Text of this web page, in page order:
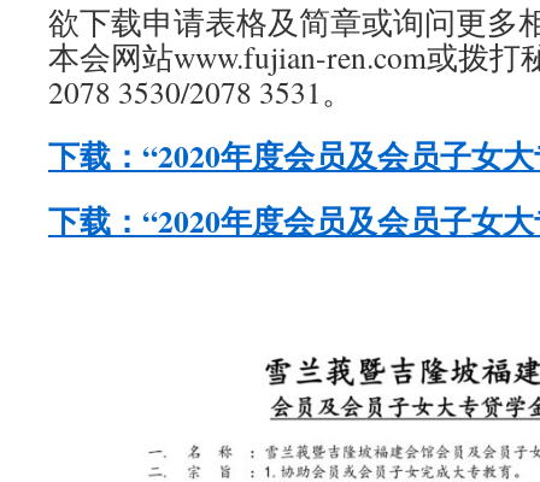
欲下载申请表格及简章或询问更多
本会网站www.fujian-ren.com或拨打
2078 3530/2078 3531。
下载：“2020年度会员及会员子女
下载：“2020年度会员及会员子女